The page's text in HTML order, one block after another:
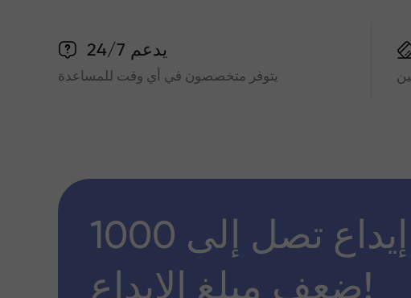
يدعم 24/7
يتوفر متخصصون في أي وقت للمساعدة
مكافأة إيداع تصل إلى 1000
ضعف مبلغ الإيداع!